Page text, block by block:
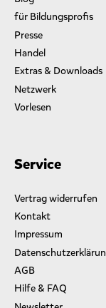
für Bildungsprofis
Presse
Handel
Extras & Downloads
Netzwerk
Vorlesen
Service
Vertrag widerrufen
Kontakt
Impressum
AGB
Hilfe & FAQ